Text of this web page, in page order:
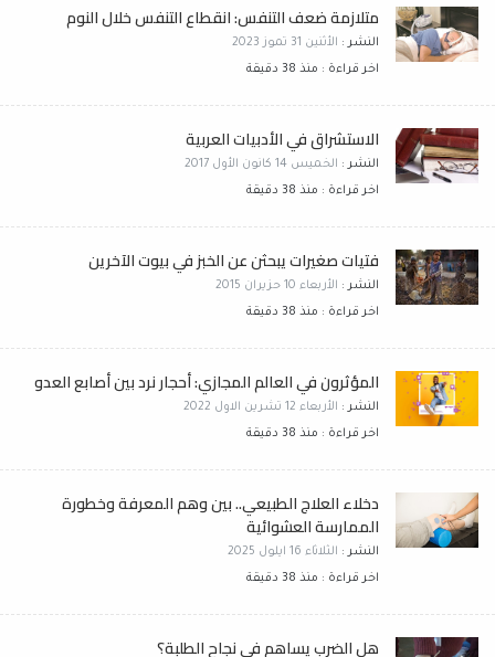
متلازمة ضعف التنفس: انقطاع التنفس خلال النوم
النشر : الأثنين 31 تموز 2023
اخر قراءة : منذ 38 دقيقة
الاستشراق في الأدبيات العربية
النشر : الخميس 14 كانون الأول 2017
اخر قراءة : منذ 38 دقيقة
فتيات صغيرات يبحثن عن الخبز في بيوت الآخرين
النشر : الأربعاء 10 حزيران 2015
اخر قراءة : منذ 38 دقيقة
المؤثرون في العالم المجازي: أحجار نرد بين أصابع العدو
النشر : الأربعاء 12 تشرين الاول 2022
اخر قراءة : منذ 38 دقيقة
دخلاء العلاج الطبيعي.. بين وهم المعرفة وخطورة
الممارسة العشوائية
النشر : الثلاثاء 16 ايلول 2025
اخر قراءة : منذ 38 دقيقة
هل الضرب يساهم في نجاح الطلبة؟